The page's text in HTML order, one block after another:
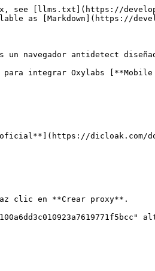
see [llms.txt](https://
as [Markdown](https://
navegador antidetect
para integrar Oxylabs
oficial**](https://
clic en **Crear proxy**.